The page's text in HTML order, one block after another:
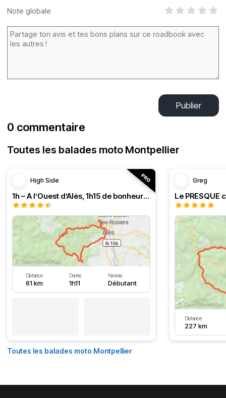
Note globale
Publier
0 commentaire
Toutes les balades moto Montpellier
High Side
1h – A l’Ouest d’Alès, 1h15 de bonheur (HSRF23)
Distance
61 km
Durée
1h11
Niveau
Débutant
Greg
Distance
227 km
Toutes les balades moto Montpellier